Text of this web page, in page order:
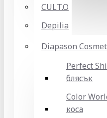
CULT.O
Depilia
Diapason
Perfect
блясък
Color
коса